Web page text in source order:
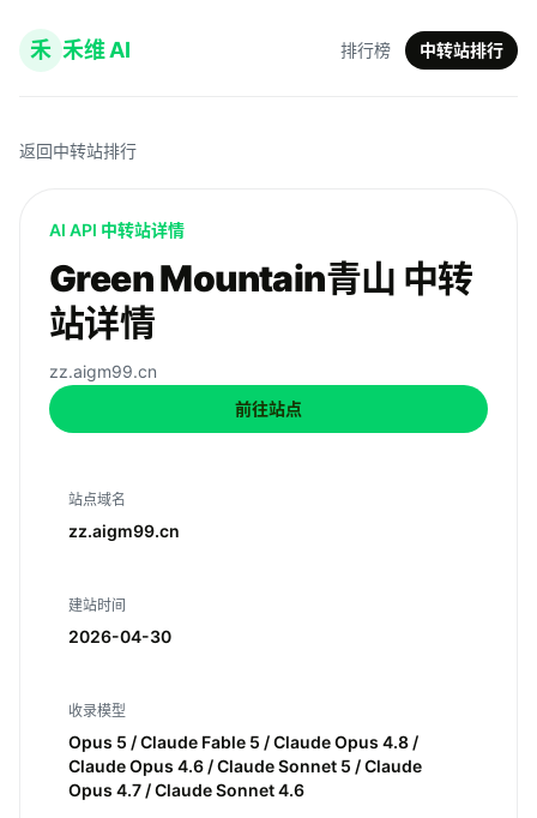
禾 禾维 AI 排行榜 中转站排行
返回中转站排行
AI API 中转站详情
Green Mountain青山 中转
站详情
zz.aigm99.cn
前往站点
站点域名
zz.aigm99.cn
建站时间
2026-04-30
收录模型
Opus 5 / Claude Fable 5 / Claude Opus 4.8 /
Claude Opus 4.6 / Claude Sonnet 5 / Claude
Opus 4.7 / Claude Sonnet 4.6